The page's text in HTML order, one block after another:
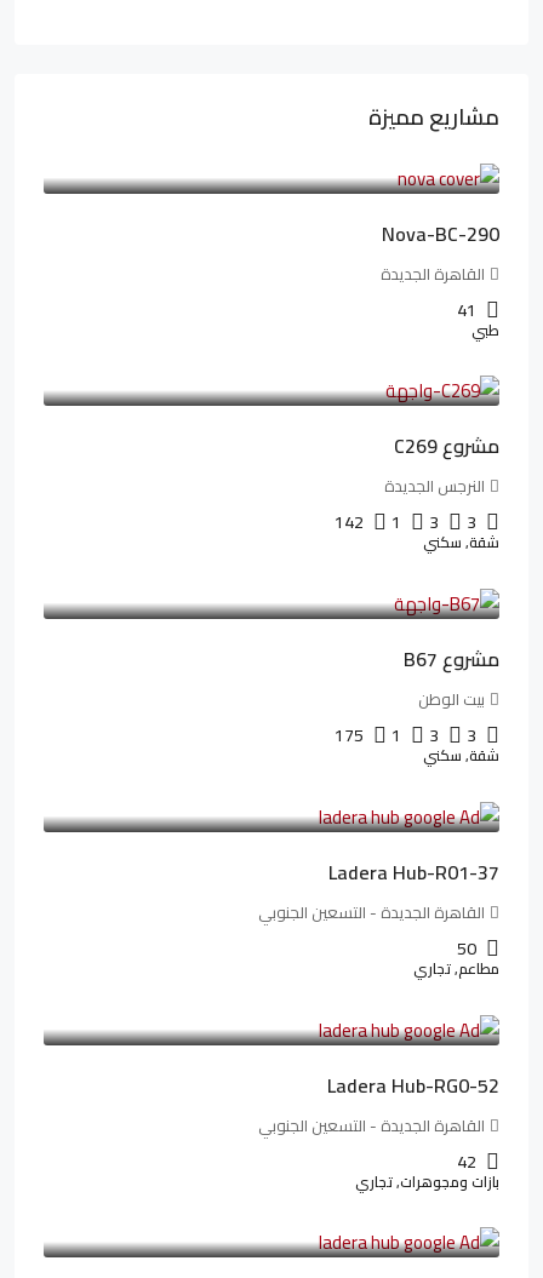
مشاريع مميزة
Nova-BC-290
القاهرة الجديدة
41
طبي
مشروع C269
النرجس الجديدة
3
3
1
142
شقة, سكني
مشروع B67
بيت الوطن
3
3
1
175
شقة, سكني
Ladera Hub-R01-37
القاهرة الجديدة - التسعين الجنوبي
50
مطاعم, تجاري
Ladera Hub-RG0-52
القاهرة الجديدة - التسعين الجنوبي
42
بازات ومجوهرات, تجاري